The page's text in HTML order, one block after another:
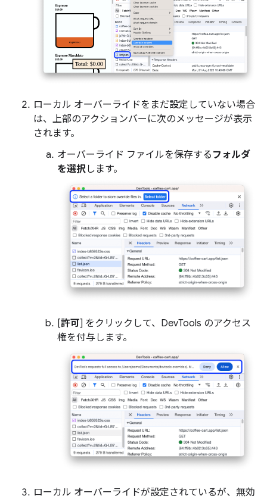
ローカル オーバーライドをまだ設定していない場合
は、上部のアクションバーに次のメッセージが表示
されます。
オーバーライド ファイルを保存する フォルダ
を選択します。
[許可] をクリックして、DevTools のアクセス
権を付与します。
ローカル オーバーライドが設定されているが、無効